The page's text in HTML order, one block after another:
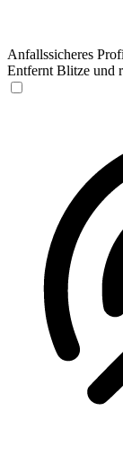
Anfallssicheres
Entfernt Blitze und